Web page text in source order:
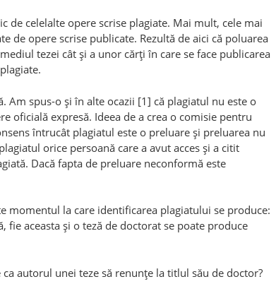
de celelalte opere scrise plagiate. Mai mult, cele mai
de opere scrise publicate. Rezultă de aici că poluarea
tezei cât şi a unor cărţi în care se face publicarea
Am spus-o şi în alte ocazii [1] că plagiatul nu este o
oficială expresă. Ideea de a crea o comisie pentru
întrucât plagiatul este o preluare şi preluarea nu
orice persoană care a avut acces şi a citit
Dacă fapta de preluare neconformă este
momentul la care identificarea plagiatului se produce:
aceasta şi o teză de doctorat se poate produce
autorul unei teze să renunţe la titlul său de doctor?